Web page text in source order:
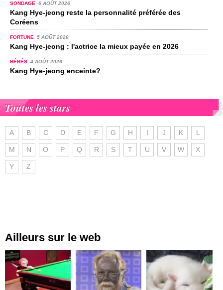
SONDAGE 6 AOÛT 2026
Kang Hye-jeong reste la personnalité préférée des
Coréens
FORTUNE 5 AOÛT 2026
Kang Hye-jeong : l'actrice la mieux payée en 2026
BÉBÉS 4 AOÛT 2026
Kang Hye-jeong enceinte?
Toutes les stars
A B C D E F G H I J K L
M N O P Q R S T U V W X
Y Z
Ailleurs sur le web